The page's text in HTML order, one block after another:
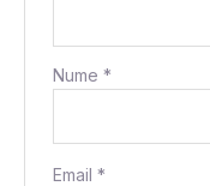
Nume*
Email*